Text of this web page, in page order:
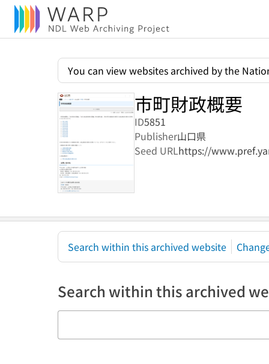
You can view websites archived by the
市町財政概要
ID5851
Publisher山口県
Seed URLhttps://
Search within this archived website
Search within this archived